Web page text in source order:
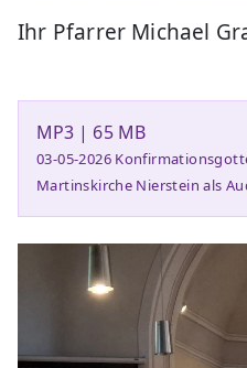
Ihr Pfarrer Michael
MP3 | 65 MB
03-05-2026
Martinskirche Nierstein als